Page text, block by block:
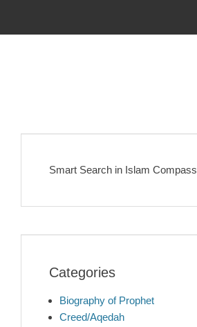
Smart Search in Islam Compass
Categories
Biography of Prophet
Creed/Aqedah